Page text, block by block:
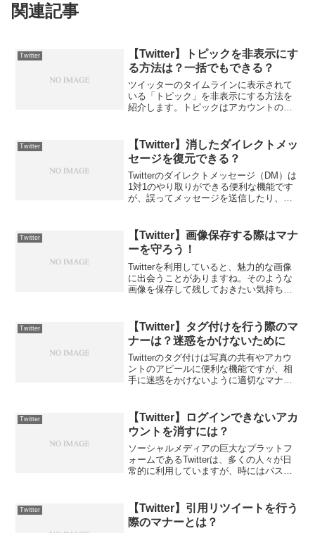
関連記事
Twitter
【Twitter】トピックを非表示にす
る方法は？一括でもできる？
ツイッターのタイムラインに表示されて
いる「トピック」を非表示にする方法を
紹介します。トピックはアカウントの興
もあるでしょう。今回の記事では、様々
な対処法を紹介しますので...
Twitter
【Twitter】消したダイレクトメッ
セージを復元できる？
Twitterのダイレクトメッセージ（DM）は
1対1のやり取りができる便利な機能です
が、誤ってメッセージを送信したり、不
元できるのでしょうか？この記事では、
Twitt...
Twitter
【Twitter】画像保存する際はマナ
ーを守ろう！
Twitterを利用していると、魅力的な画像
に出会うことがありますね。そのような
画像を保存して残しておきたい気持ちは
存する際のマナー1. 保存したことがバレ
るこ...
Twitter
【Twitter】タグ付けを行う際のマ
ナーは？迷惑をかけないために
Twitterのタグ付けは写真の共有やアカウ
ントのアピールに便利な機能ですが、相
手に迷惑をかけないように適切なマナー
ょう。Twitterのタグ付けとは？Twitter
の...
Twitter
【Twitter】ログインできないアカ
ウントを消すには？
ソーシャルメディアの巨大なプラットフ
ォームであるTwitterは、多くの人々が日
常的に利用していますが、時にはパスワ
ウントにログインできないと、アカウン
トを消すことがで...
Twitter
【Twitter】引用リツイートを行う
際のマナーとは？